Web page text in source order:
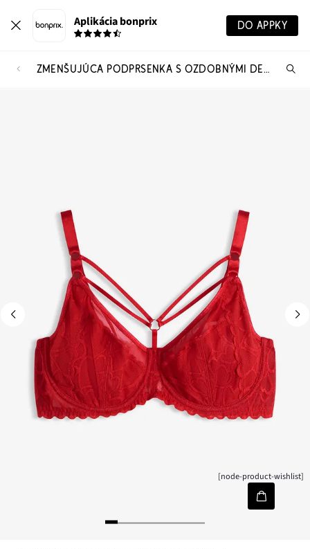
Aplikácia bonprix DO APPKY
ZMENŠUJÚCA PODPRSENKA S OZDOBNÝMI DETAILMI
[node-product-wishlist]